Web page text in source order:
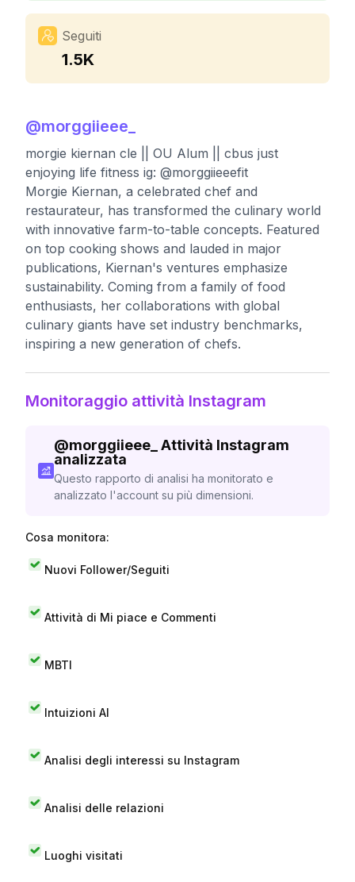
Seguiti
1.5K
@morggiieee_
morgie kiernan cle || OU Alum || cbus just
enjoying life fitness ig: @morggiieeefit
Morgie Kiernan, a celebrated chef and
restaurateur, has transformed the culinary world
with innovative farm-to-table concepts. Featured
on top cooking shows and lauded in major
publications, Kiernan's ventures emphasize
sustainability. Coming from a family of food
enthusiasts, her collaborations with global
culinary giants have set industry benchmarks,
inspiring a new generation of chefs.
Monitoraggio attività Instagram
@morggiieee_
Attività Instagram
analizzata
Questo rapporto di analisi ha monitorato e
analizzato l'account su più dimensioni.
Cosa monitora:
Nuovi Follower/Seguiti
Attività di Mi piace e Commenti
MBTI
Intuizioni AI
Analisi degli interessi su Instagram
Analisi delle relazioni
Luoghi visitati